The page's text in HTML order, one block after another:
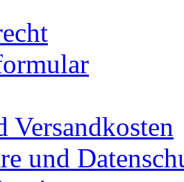
Versandkosten
und